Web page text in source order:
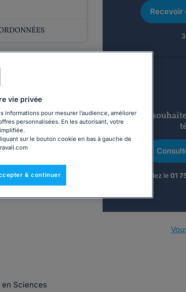
eu pour vocation de
en Sciences
Recevoir
Vous
ou appelez le 01
vie privée
pour mesurer l’audience, améliorer
personnalisées. En les autorisant, votre
sur le bouton cookie en bas à gauche de
& continuer